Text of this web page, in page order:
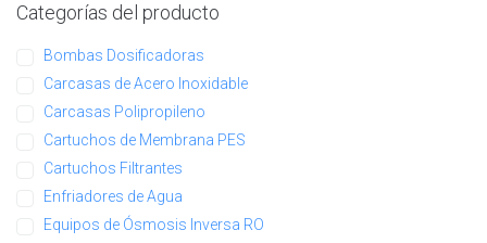
Categorías del producto
Bombas Dosificadoras
Carcasas de Acero Inoxidable
Carcasas Polipropileno
Cartuchos de Membrana PES
Cartuchos Filtrantes
Enfriadores de Agua
Equipos de Ósmosis Inversa RO